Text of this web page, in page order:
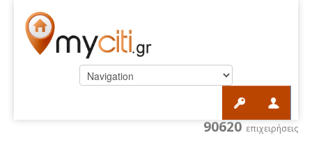
90620 επιχειρήσεις